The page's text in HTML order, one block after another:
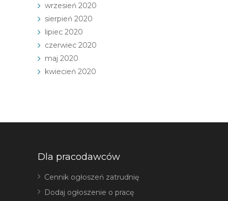
wrzesień 2020
sierpień 2020
lipiec 2020
czerwiec 2020
maj 2020
kwiecień 2020
Dla pracodawców
Cennik ogłoszeń zatrudnię
Dodaj ogłoszenie o pracę